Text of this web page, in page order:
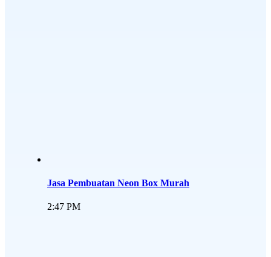
Jasa Pembuatan Neon Box Murah
2:47 PM